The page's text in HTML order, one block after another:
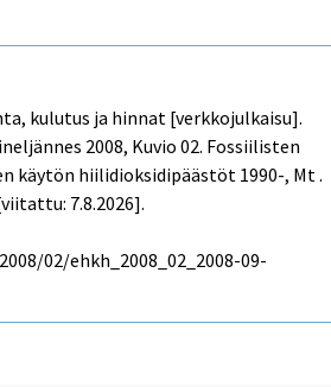
kulutus ja hinnat [verkkojulkaisu].
2008, Kuvio 02. Fossiilisten
käytön hiilidioksidipäästöt 1990-, Mt .
7.8.2026].
02/ehkh_2008_02_2008-09-